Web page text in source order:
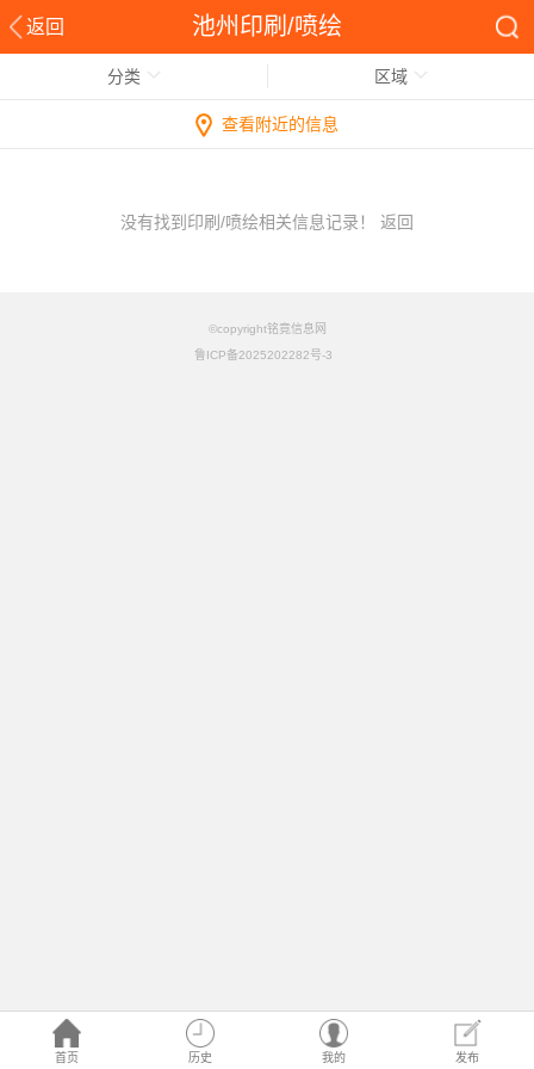
返回 池州印刷/喷绘
首页 历史 我的 发布
分类 区域
查看附近的信息
没有找到印刷/喷绘相关信息记录！ 返回
©copyright铭竟信息网
鲁ICP备2025202282号-3